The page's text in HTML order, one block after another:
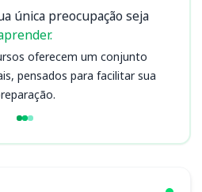
única preocupação seja
oferecem um conjunto
pensados para facilitar sua